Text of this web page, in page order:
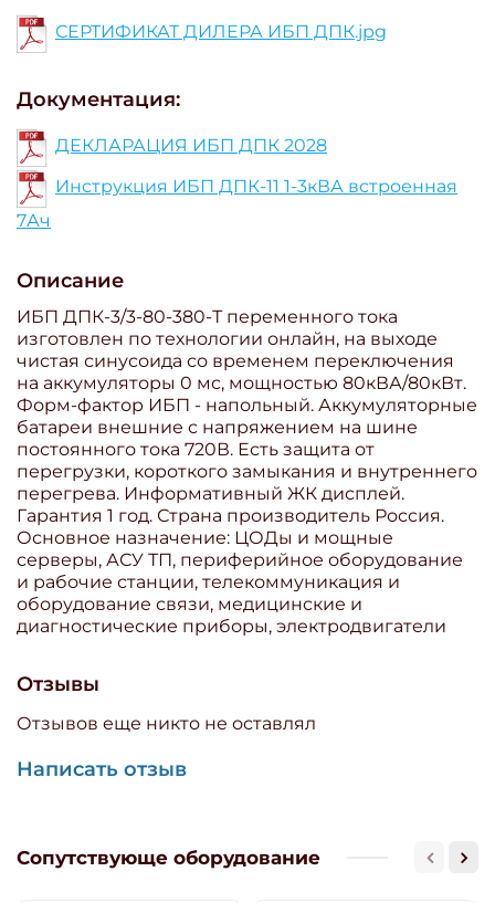
СЕРТИФИКАТ ДИЛЕРА ИБП ДПК.jpg
Документация:
ДЕКЛАРАЦИЯ ИБП ДПК 2028
Инструкция ИБП ДПК-11 1-3кВА встроенная
7Ач
Описание
ИБП ДПК-3/3-80-380-Т переменного тока
изготовлен по технологии онлайн, на выходе
чистая синусоида со временем переключения
на аккумуляторы 0 мс, мощностью 80кВА/80кВт.
Форм-фактор ИБП - напольный. Аккумуляторные
батареи внешние с напряжением на шине
постоянного тока 720В. Есть защита от
перегрузки, короткого замыкания и внутреннего
перегрева. Информативный ЖК дисплей.
Гарантия 1 год. Страна производитель Россия.
Основное назначение: ЦОДы и мощные
серверы, АСУ ТП, периферийное оборудование
и рабочие станции, телекоммуникация и
оборудование связи, медицинские и
диагностические приборы, электродвигатели
Отзывы
Отзывов еще никто не оставлял
Написать отзыв
Сопутствующе оборудование